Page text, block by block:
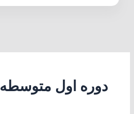
دوره اول متوسطه